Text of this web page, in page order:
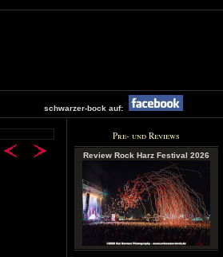
schwarzer-bock auf:
Pre- und Reviews
Review Rock Harz Festival 2026